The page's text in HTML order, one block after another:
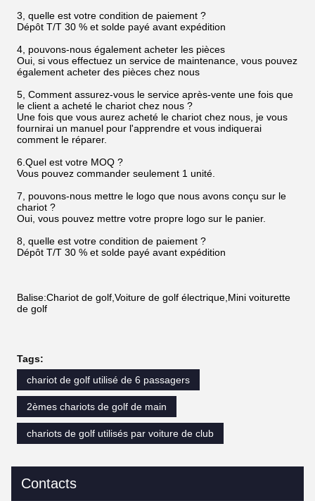
3, quelle est votre condition de paiement ?
Dépôt T/T 30 % et solde payé avant expédition
4, pouvons-nous également acheter les pièces
Oui, si vous effectuez un service de maintenance, vous pouvez
également acheter des pièces chez nous
5, Comment assurez-vous le service après-vente une fois que
le client a acheté le chariot chez nous ?
Une fois que vous aurez acheté le chariot chez nous, je vous
fournirai un manuel pour l'apprendre et vous indiquerai
comment le réparer.
6.Quel est votre MOQ ?
Vous pouvez commander seulement 1 unité.
7, pouvons-nous mettre le logo que nous avons conçu sur le
chariot ?
Oui, vous pouvez mettre votre propre logo sur le panier.
8, quelle est votre condition de paiement ?
Dépôt T/T 30 % et solde payé avant expédition
Balise:Chariot de golf,Voiture de golf électrique,Mini voiturette
de golf
Tags:
chariot de golf utilisé de 6 passagers
2èmes chariots de golf de main
chariots de golf utilisés par voiture de club
Contacts